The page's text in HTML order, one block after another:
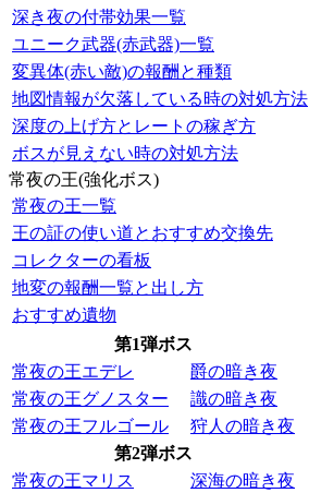
深き夜の付帯効果一覧
ユニーク武器(赤武器)一覧
変異体(赤い敵)の報酬と種類
地図情報が欠落している時の対処方法
深度の上げ方とレートの稼ぎ方
ボスが見えない時の対処方法
常夜の王(強化ボス)
常夜の王一覧
王の証の使い道とおすすめ交換先
コレクターの看板
地変の報酬一覧と出し方
おすすめ遺物
第1弾ボス
常夜の王エデレ
爵の暗き夜
常夜の王グノスター
識の暗き夜
常夜の王フルゴール
狩人の暗き夜
第2弾ボス
常夜の王マリス
深海の暗き夜